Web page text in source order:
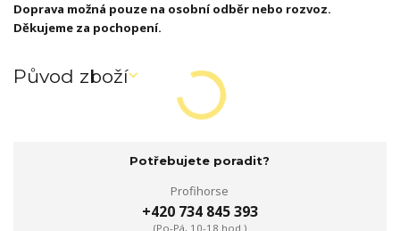
Doprava možná pouze na osobní odběr nebo rozvoz.
Děkujeme za pochopení.
Původ zboží
Potřebujete poradit?
Profihorse
+420 734 845 393
(Po-Pá, 10-18 hod.)